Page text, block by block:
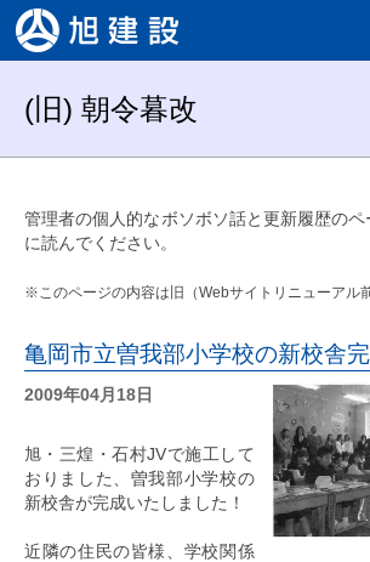
工事実績
採用情報
会社案内
お問い合わせ
Instagram
(旧) 朝令暮改
管理者の個人的なボソボソ話と更新履歴の
に読んでください。
※このページの内容は旧（Webサイトリニューアル
亀岡市立曽我部小学校の新校舎
2009年04月18日
旭・三煌・石村JVで施工して
おりました、曽我部小学校の
新校舎が完成いたしました！
近隣の住民の皆様、学校関係